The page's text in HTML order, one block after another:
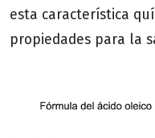
esta característica
propiedades para la